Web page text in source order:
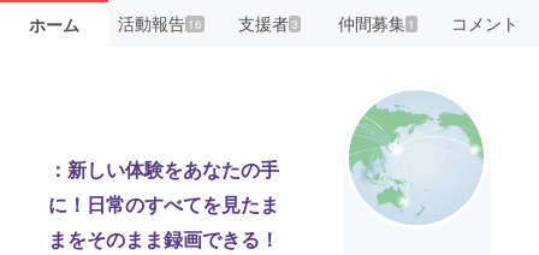
ホーム 活動報告16 支援者3 仲間募集 1 コメント
：新しい体験をあなたの手
に！日常のすべてを見たま
まをそのまま録画できる！